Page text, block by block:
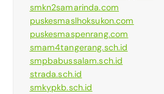
smkn2samarinda.com
puskesmaslhoksukon.com
puskesmaspenrang.com
smam4tangerang.sch.id
smpbabussalam.sch.id
strada.sch.id
smkypkb.sch.id